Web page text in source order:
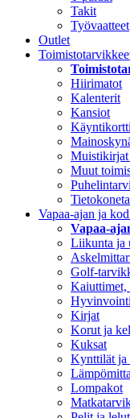
Takit
Työvaatteet
Outlet
Hiirimatot
Kalenterit
Kansiot
Muistikirjat
Muut
Vapaa-ajan ja
Vapaa-
Liikunta ja
Golf-
Kaiuttimet,
Hyvinvointi
Kirjat
Korut ja
Kuksat
Kynttilät ja
Lompakot